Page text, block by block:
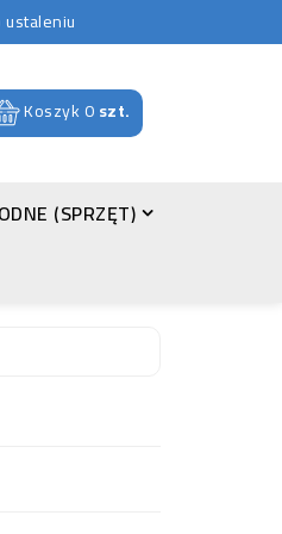
Koszyk0szt.
(SPRZĘT)